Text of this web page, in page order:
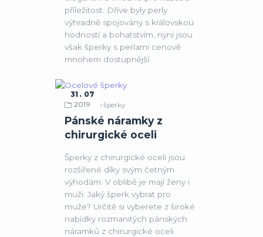
příležitost. Dříve byly perly
výhradně spojovány s královskou
hodností a bohatstvím, nyní jsou
však šperky s perlami cenově
mnohem dostupnější.
Pánské náramky z
chirurgické oceli
31
07
2019
Ocelové šperky
Šperky z chirurgické oceli jsou
rozšířené díky svým četným
výhodám. V oblibě je mají ženy i
muži. Jaký šperk vybrat pro
muže? Určitě si vyberete z široké
nabídky rozmanitých pánských
náramků z chirurgické oceli.